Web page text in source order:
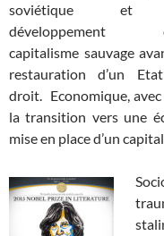
soviétique
développement
capitalisme sauvage
restauration d’un
droit. Economique,
la transition vers une
mise en place d’un